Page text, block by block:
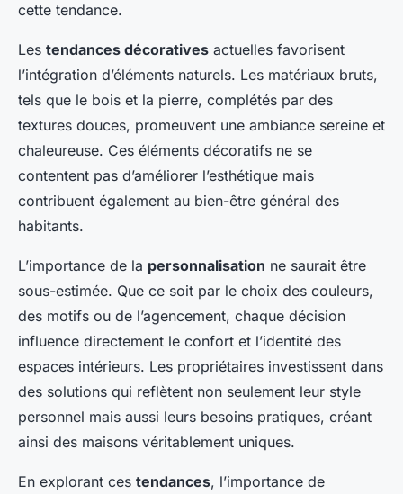
cette tendance.
Les tendances décoratives actuelles favorisent
l’intégration d’éléments naturels. Les matériaux bruts,
tels que le bois et la pierre, complétés par des
textures douces, promeuvent une ambiance sereine et
chaleureuse. Ces éléments décoratifs ne se
contentent pas d’améliorer l’esthétique mais
contribuent également au bien-être général des
habitants.
L’importance de la personnalisation ne saurait être
sous-estimée. Que ce soit par le choix des couleurs,
des motifs ou de l’agencement, chaque décision
influence directement le confort et l’identité des
espaces intérieurs. Les propriétaires investissent dans
des solutions qui reflètent non seulement leur style
personnel mais aussi leurs besoins pratiques, créant
ainsi des maisons véritablement uniques.
En explorant ces tendances, l’importance de